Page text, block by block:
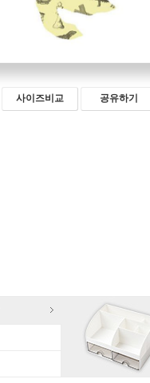
사이즈비교 공유하기